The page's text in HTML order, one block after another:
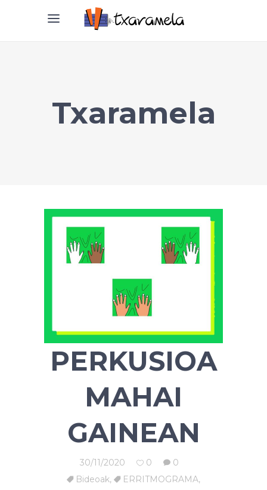
Txaramela
PERKUSIOA
MAHAI
GAINEAN
30/11/2020 0
0
Bideoak, ERRITMOGRAMA,